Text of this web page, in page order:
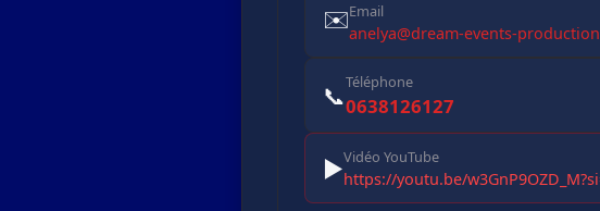
✉️Email
anelya@dream-events-
📞Téléphone
0638126127
▶️Vidéo YouTube
https://youtu.be/